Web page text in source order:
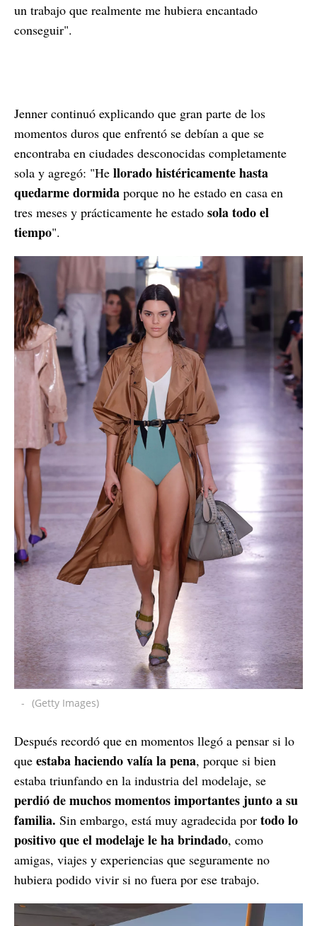
un trabajo que realmente me hubiera encantado
conseguir".
Jenner continuó explicando que gran parte de los
momentos duros que enfrentó se debían a que se
encontraba en ciudades desconocidas completamente
sola y agregó: "He llorado histéricamente hasta
quedarme dormida porque no he estado en casa en
tres meses y prácticamente he estado sola todo el
tiempo".
- (Getty Images)
Después recordó que en momentos llegó a pensar si lo
que estaba haciendo valía la pena, porque si bien
estaba triunfando en la industria del modelaje, se
perdió de muchos momentos importantes junto a su
familia. Sin embargo, está muy agradecida por todo lo
positivo que el modelaje le ha brindado, como
amigas, viajes y experiencias que seguramente no
hubiera podido vivir si no fuera por ese trabajo.